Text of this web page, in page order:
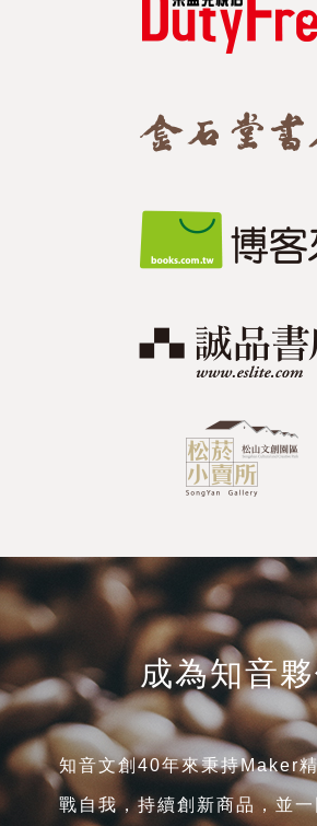
成為知音
知音文創40年來秉持Maker
戰自我，持續創新商品，並